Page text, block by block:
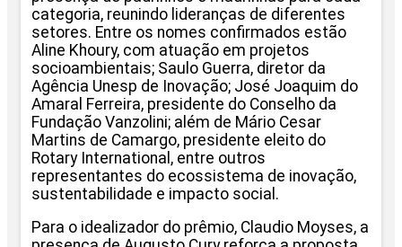
categoria, reunindo lideranças de diferentes
setores. Entre os nomes confirmados estão
Aline Khoury, com atuação em projetos
socioambientais; Saulo Guerra, diretor da
Agência Unesp de Inovação; José Joaquim do
Amaral Ferreira, presidente do Conselho da
Fundação Vanzolini; além de Mário Cesar
Martins de Camargo, presidente eleito do
Rotary International, entre outros
representantes do ecossistema de inovação,
sustentabilidade e impacto social.
Para o idealizador do prêmio, Claudio Moyses, a